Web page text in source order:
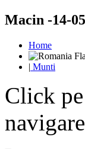
Macin -14-
Home
| Munti
Click